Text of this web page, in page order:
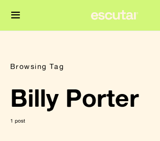
Browsing Tag
Billy Porter
1 post